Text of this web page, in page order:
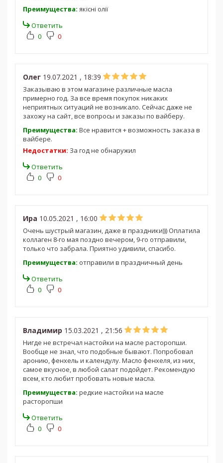
Преимущества: якісні олії
Ответить
0
0
Олег 19.07.2021 , 18:39
Заказываю в этом магазине различные масла
примерно год. За все время покупок никаких
неприятных ситуаций не возникало. Сейчас даже не
захожу на сайт, все вопросы и заказы по вайберу.
Преимущества: Все нравится + возможность заказа в
вайбере.
Недостатки: За год не обнаружил
Ответить
0
0
Ира 10.05.2021 , 16:00
Очень шустрый магазин, даже в праздники))) Оплатила
коллаген 8-го мая поздно вечером, 9-го отправили,
только что забрала. Приятно удивили, спасибо.
Преимущества: отправили в праздничный день
Ответить
0
0
Владимир 15.03.2021 , 21:56
Нигде не встречал настойки на масле расторопши.
Вообще не знал, что подобные бывают. Попробовал
аронию, фенхель и календулу. Масло фенхеля, из них,
самое вкусное, в любой салат подойдет. Рекомендую
всем, кто любит пробовать новые масла.
Преимущества: редкие настойки на масле
расторопши
Ответить
0
0